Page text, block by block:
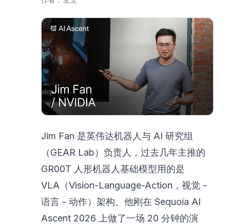
Jim Fan 是英伟达机器人与 AI 研究组
（GEAR Lab）负责人，过去几年主推的
GR00T 人形机器人基础模型用的是
VLA（Vision-Language-Action，视觉 -
语言 - 动作）架构。他刚在 Sequoia AI
Ascent 2026 上做了一场 20 分钟的演